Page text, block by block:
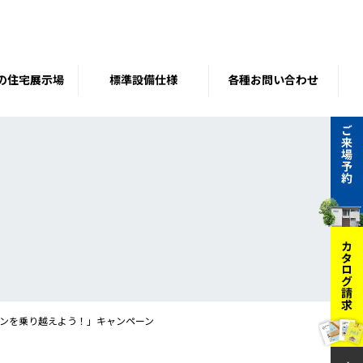
住宅展示場 標準設備仕様 各種お問い合わせ
を乗り越えよう！」キャンペーン